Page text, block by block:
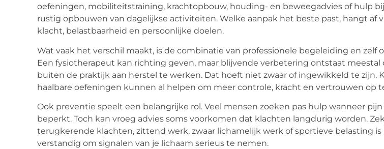
oefeningen, mobiliteitstraining, krachtopbouw, houding- en beweegadvies of hulp
rustig opbouwen van dagelijkse activiteiten. Welke aanpak het beste past, hangt af
klacht, belastbaarheid en persoonlijke doelen.
Wat vaak het verschil maakt, is de combinatie van professionele begeleiding en zelf
Een fysiotherapeut kan richting geven, maar blijvende verbetering ontstaat meestal
buiten de praktijk aan herstel te werken. Dat hoeft niet zwaar of ingewikkeld te zijn.
haalbare oefeningen kunnen al helpen om meer controle, kracht en vertrouwen op
Ook preventie speelt een belangrijke rol. Veel mensen zoeken pas hulp wanneer
beperkt. Toch kan vroeg advies soms voorkomen dat klachten langdurig worden.
terugkerende klachten, zittend werk, zwaar lichamelijk werk of sportieve belasting is
verstandig om signalen van je lichaam serieus te nemen.